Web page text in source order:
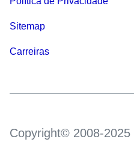
Sitemap
Carreiras
Copyright© 2008-